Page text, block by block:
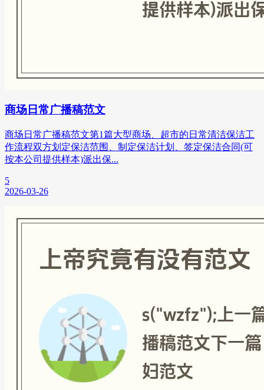
商场日常广播稿范文
商场日常广播稿范文第1篇大型商场、超市的日常清洁保洁工
作流程双方划定保洁范围、制定保洁计划、签定保洁合同(可
按本公司提供样本)派出保...
5
2026-03-26